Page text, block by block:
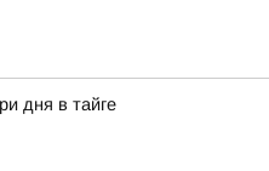
дня в тайге